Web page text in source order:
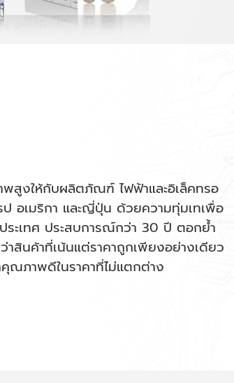
พสูงให้กับผลิตภัณฑ์ ไฟฟ้าและอิเล็คทรอ
ป อเมริกา และญี่ปุ่น ด้วยความทุ่มเทเพื่อ
ประเทศ ประสบการณ์กว่า 30 ปี ตอกย้ำ
สินค้าที่เน้นแต่ราคาถูกเพียงอย่างเดียว
คุณภาพดีในราคาที่ไม่แตกต่าง